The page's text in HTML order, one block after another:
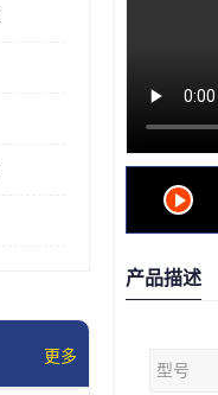
更多
产品描述
型号